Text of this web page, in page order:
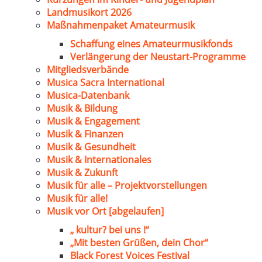
Landmusikort 2026
Maßnahmenpaket Amateurmusik
Schaffung eines Amateurmusikfonds
Verlängerung der Neustart-Programme
Mitgliedsverbände
Musica Sacra International
Musica-Datenbank
Musik & Bildung
Musik & Engagement
Musik & Finanzen
Musik & Gesundheit
Musik & Internationales
Musik & Zukunft
Musik für alle – Projektvorstellungen
Musik für alle!
Musik vor Ort [abgelaufen]
„ kultur? bei uns !“
„Mit besten Grüßen, dein Chor“
Black Forest Voices Festival